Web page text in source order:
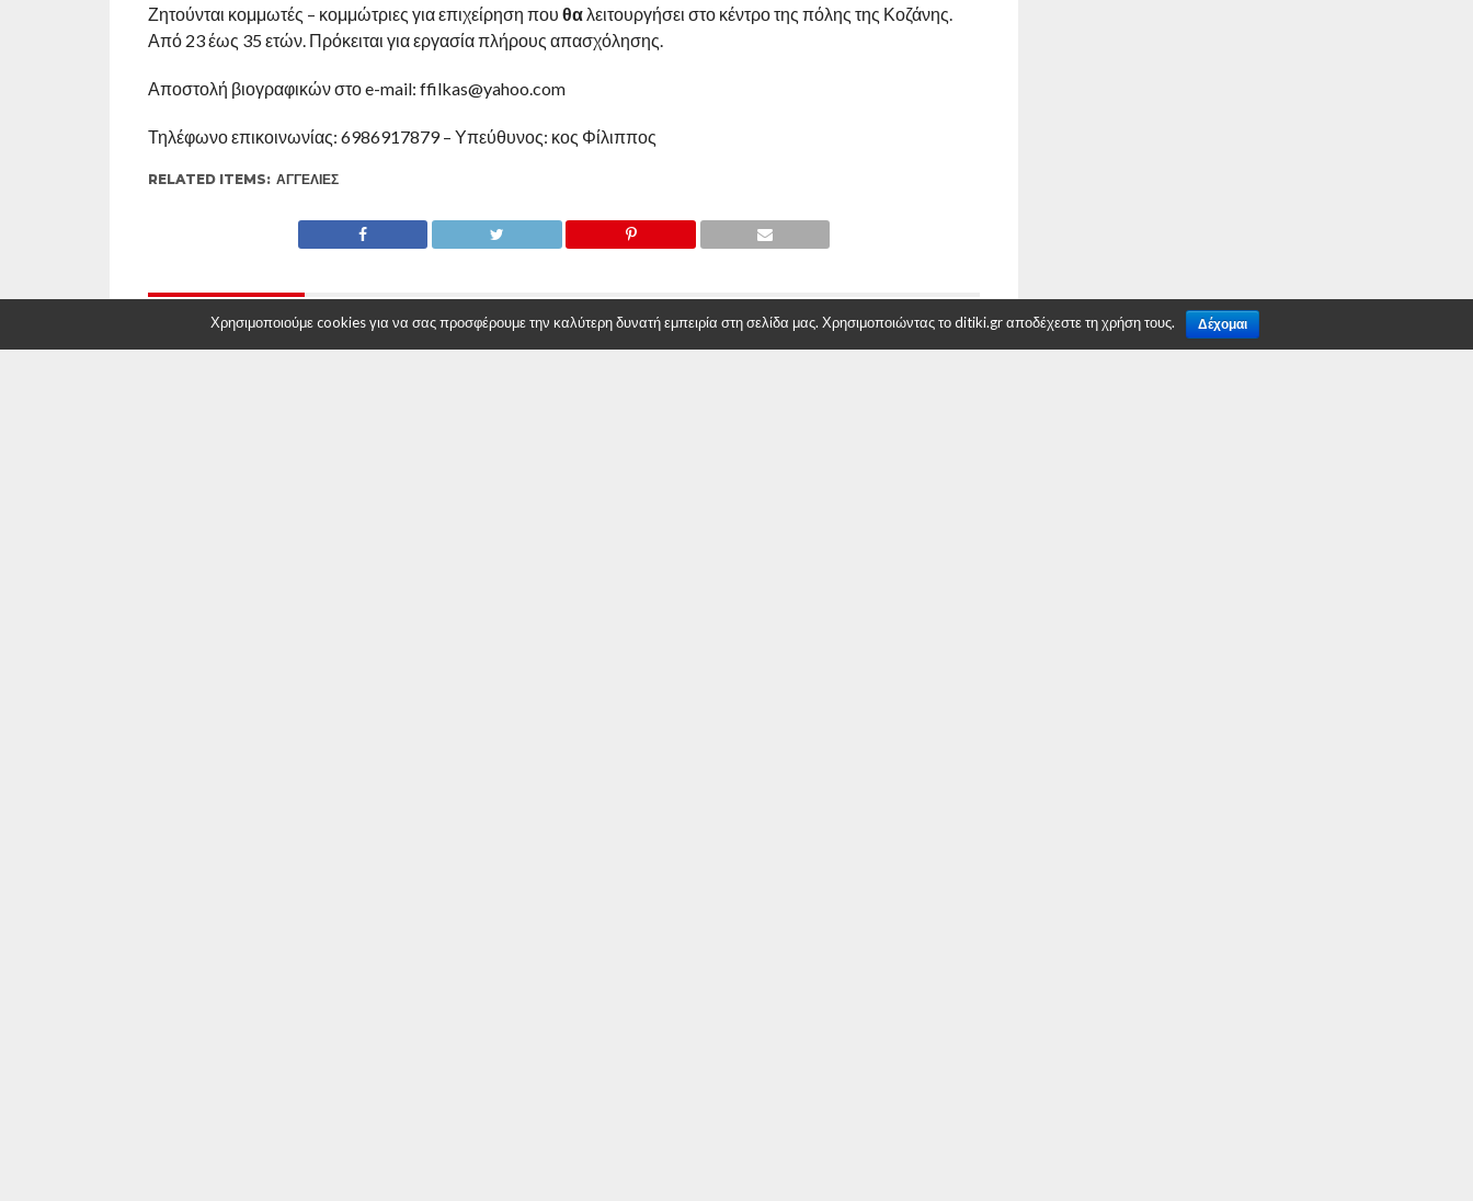
Ζητούνται κομμωτές – κομμώτριες για επιχείρηση που θαλειτουργήσει στο κέντρο της πόλης της Κοζάνης.
Από 23 έως 35 ετών. Πρόκειται για εργασία πλήρους απασχόλησης.
Αποστολή βιογραφικών στο e-mail: ffilkas@yahoo.com
Τηλέφωνο επικοινωνίας: 6986917879 – Υπεύθυνος: κος Φίλιππος
RELATED ITEMS: ΑΓΓΕΛΊΕΣ
Χρησιμοποιούμε cookies για να σας προσφέρουμε την καλύτερη δυνατή εμπειρία στη σελίδα μας. Χρησιμοποιώντας το ditiki.gr αποδέχεστε τη χρήση τους. Δέχομαι